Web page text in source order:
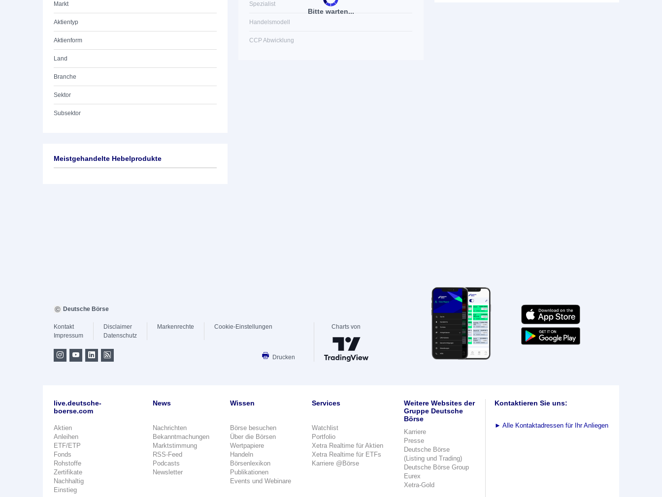
Markt
Aktientyp
Aktienform
Land
Branche
Sektor
Subsektor
Bitte warten...
Spezialist
Handelsmodell
CCP Abwicklung
Meistgehandelte Hebelprodukte
Deutsche Börse
Kontakt
Impressum
Disclaimer
Datenschutz
Markenrechte Cookie-Einstellungen
Drucken
Charts von
live.deutsche-
boerse.com
Aktien
Anleihen
ETF/ETP
Fonds
Rohstoffe
Zertifikate
Nachhaltig
Einstieg
News
Nachrichten
Bekanntmachungen
Marktstimmung
RSS-Feed
Podcasts
Newsletter
Wissen
Börse besuchen
Über die Börsen
Wertpapiere
Handeln
Börsenlexikon
Publikationen
Events und Webinare
Services
Watchlist
Portfolio
Xetra Realtime für Aktien
Xetra Realtime für ETFs
Karriere @Börse
Weitere Websites der
Gruppe Deutsche
Börse
Karriere
Presse
Deutsche Börse
(Listing und Trading)
Deutsche Börse Group
Eurex
Xetra-Gold
Kontaktieren Sie uns:
► Alle Kontaktadressen für Ihr Anliegen